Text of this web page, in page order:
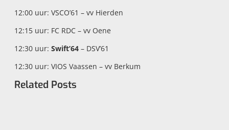
12:00 uur: VSCO’61 – vv Hierden
12:15 uur: FC RDC – vv Oene
12:30 uur: Swift’64– DSV’61
12:30 uur: VIOS Vaassen – vv Berkum
Related Posts